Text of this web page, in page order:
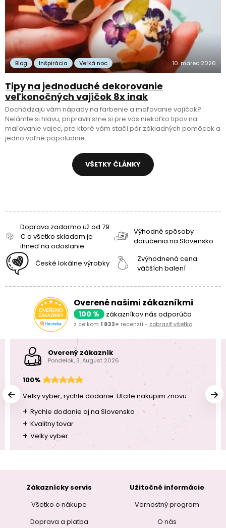
Blog Inšpirácia Veľká noc 10. marec 2026
Tipy na jednoduché dekorovanie
veľkonočných vajíčok 8x inak
Dochádzajú vám nápady na farbenie a maľovanie vajíčok?
Nelámte si hlavu, pripravili sme si pre vás niekoľko tipov na
maľovanie vajec, pre ktoré vám stačí pár základných pomôcok a
jedno voľné popoludnie.
VŠETKY ČLÁNKY
Doprava zadarmo už od 79
€ a všetko skladom je
ihneď na odoslanie
Výhodné spôsoby
doručenia na Slovensko
České lokálne výrobky
Zvýhodnená cena
väčších balení
Overené našimi zákazníkmi
100 % zákazníkov nás odporúča
z celkom 1 833+ recenzií - zobraziť všetko
Overený zákazník
Pondelok, 3. August 2026
100%
Velky vyber, rychle dodanie. Utcite nakupim znovu
+ Rychle dodanie aj na Slovensko
+ Kvalitny tovar
+ Velky vyber
Zákaznícky servis
Všetko o nákupe
Doprava a platba
Užitočné informácie
Vernostný program
O nás